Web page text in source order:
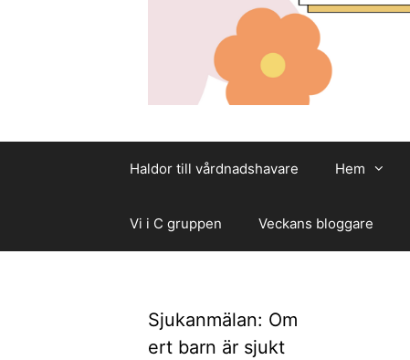
Haldor till vårdnadshavare Hem
Vi i C gruppen Veckans bloggare
Sjukanmälan: Om
ert barn är sjukt